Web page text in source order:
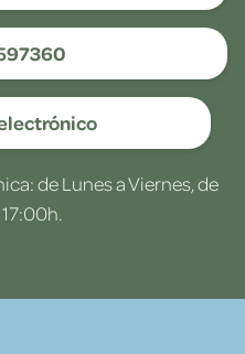
de Lunes a Viernes, de